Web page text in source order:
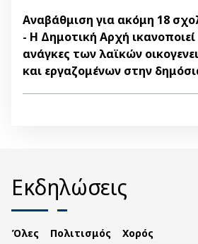
Αναβάθμιση για ακόμη 18
- Η Δημοτική Αρχή
ανάγκες των λαϊκών
και εργαζομένων στην
Εκδηλώσεις
Όλες Πολιτισμός Χορός